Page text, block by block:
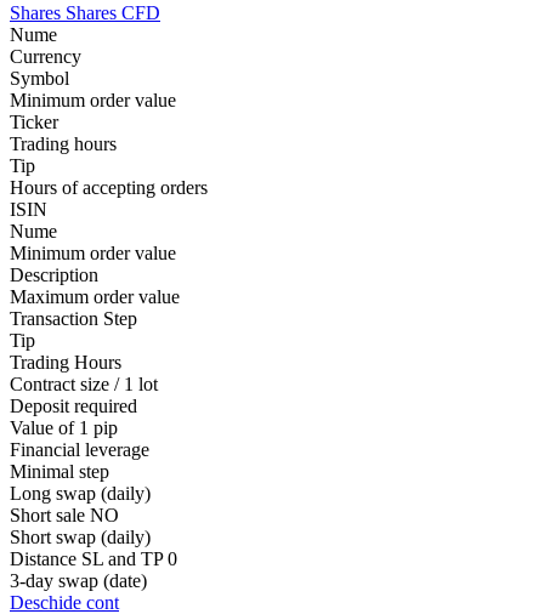
Shares Shares CFD
Nume
Currency
Symbol
Minimum order value
Ticker
Trading hours
Tip
Hours of accepting orders
ISIN
Nume
Minimum order value
Description
Maximum order value
Transaction Step
Tip
Trading Hours
Contract size / 1 lot
Deposit required
Value of 1 pip
Financial leverage
Minimal step
Long swap (daily)
Short sale NO
Short swap (daily)
Distance SL and TP 0
3-day swap (date)
Deschide cont